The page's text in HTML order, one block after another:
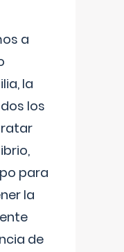
a
la
los
para
la
de